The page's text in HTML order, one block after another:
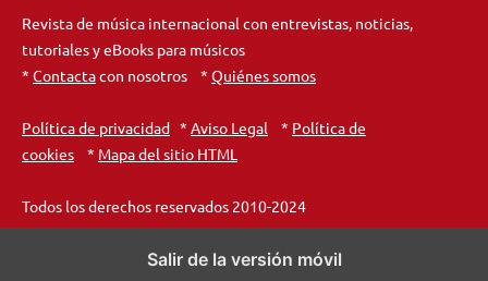
Revista de música internacional con entrevistas, noticias,
tutoriales y eBooks para músicos
* Contactacon nosotros * Quiénes somos
Política de privacidad * Aviso Legal * Política de
cookies * Mapa del sitio HTML
Todos los derechos reservados 2010-2024
Salir de la versión móvil